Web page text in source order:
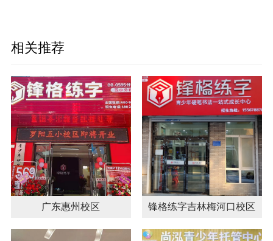
相关推荐
广东惠州校区 锋格练字吉林梅河口校区